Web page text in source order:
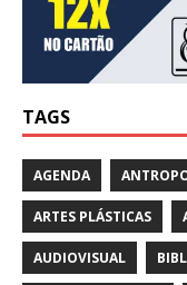
TAGS
AGENDA
ARTES PLÁSTICAS
AUDIOVISUAL